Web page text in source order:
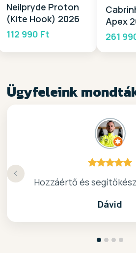
Neilpryde Proton
(Kite Hook) 2026
112 990 Ft
Apex
261
Ügyfeleink
Hozzáértő és
Dávid
kiváló surf-ös bolt ..
Nagyon kedves elado,
Köszönöm a gyors,